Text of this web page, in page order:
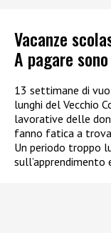
Vacanze
A pagare
13 settimane di
lunghi del Vecchio
lavorative delle
fanno fatica a
Un periodo troppo
sull’apprendimento